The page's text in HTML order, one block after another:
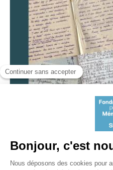
Colloque "Journaux
guerres mondiales -
historiographiques